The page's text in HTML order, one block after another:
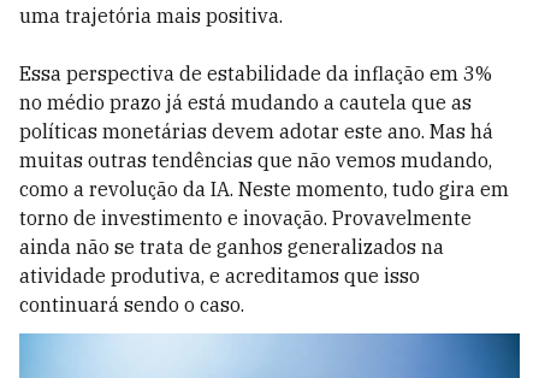
uma trajetória mais positiva.
Essa perspectiva de estabilidade da inflação em 3%
no médio prazo já está mudando a cautela que as
políticas monetárias devem adotar este ano. Mas há
muitas outras tendências que não vemos mudando,
como a revolução da IA. Neste momento, tudo gira em
torno de investimento e inovação. Provavelmente
ainda não se trata de ganhos generalizados na
atividade produtiva, e acreditamos que isso
continuará sendo o caso.